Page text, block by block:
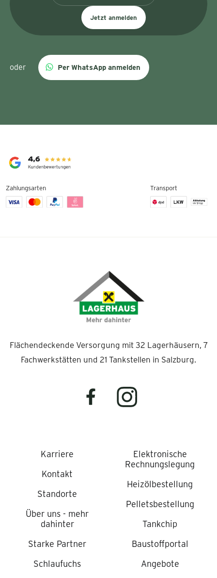
Jetzt anmelden
oder Per WhatsApp anmelden
Zahlungsarten Transport
Flächendeckende Versorgung mit 32 Lagerhäusern, 7
Fachwerkstätten und 21 Tankstellen in Salzburg.
Karriere
Kontakt
Standorte
Über uns - mehr
dahinter
Starke Partner
Schlaufuchs
Elektronische
Rechnungslegung
Heizölbestellung
Pelletsbestellung
Tankchip
Baustoffportal
Angebote